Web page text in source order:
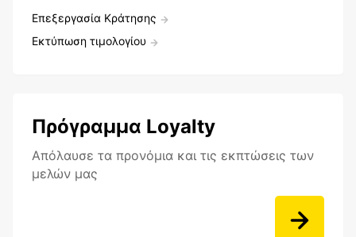
Επεξεργασία Κράτησης
Εκτύπωση τιμολογίου
Πρόγραμμα Loyalty
Aπόλαυσε τα προνόμια και τις εκπτώσεις των
μελών μας